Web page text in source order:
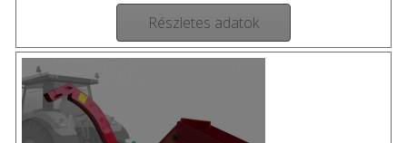
Részletes adatok